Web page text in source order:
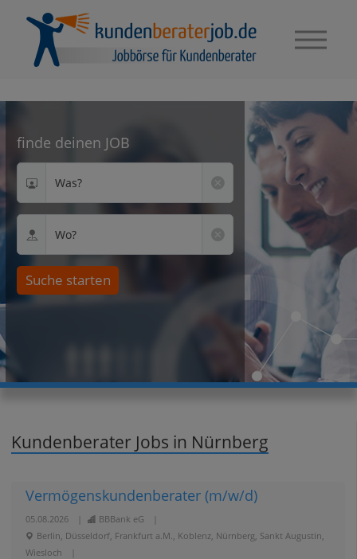
finde deinen JOB
Was?
Wo?
Suche starten
Kundenberater Jobs in Nürnberg
Vermögenskundenberater (m/w/d)
05.08.2026 BBBank eG
Berlin, Düsseldorf, Frankfurt a.M., Koblenz, Nürnberg, Sankt Augustin,
Wiesloch